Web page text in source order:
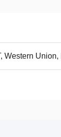
Western